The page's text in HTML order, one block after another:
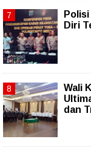
Diri
Wali
dan